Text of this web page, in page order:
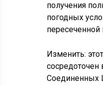
получения
погодных
пересеченной
Изменить:
сосредоточен
Соединенных